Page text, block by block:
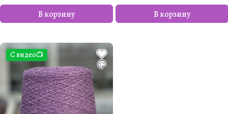
В корзину В корзину
С видео📺